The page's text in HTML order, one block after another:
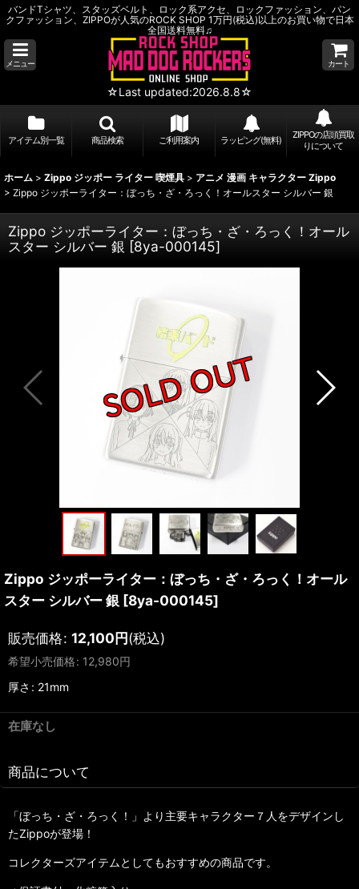
バンドTシャツ、スタッズベルト、ロック系アクセ、ロックファッション、パン
クファッション、ZIPPOが人気のROCK SHOP 1万円(税込)以上のお買い物で日本
全国送料無料♫
メニュー
☆Last updated:2026.8.8☆
カート
アイテム別一覧 商品検索 ご利用案内 ラッピング(無料)
ZIPPOの店頭買取
りについて
ホーム > Zippo ジッポー ライター 喫煙具 > アニメ 漫画 キャラクター Zippo
> Zippo ジッポーライター：ぼっち・ざ・ろっく！オールスター シルバー 銀
Zippo ジッポーライター：ぼっち・ざ・ろっく！オール
スター シルバー 銀 [8ya-000145]
Zippo ジッポーライター：ぼっち・ざ・ろっく！オール
スター シルバー 銀 [8ya-000145]
販売価格: 12,100円(税込)
希望小売価格: 12,980円
厚さ : 21mm
在庫なし
商品について
「ぼっち・ざ・ろっく！」より主要キャラクター７人をデザインし
たZippoが登場！
コレクターズアイテムとしてもおすすめの商品です。